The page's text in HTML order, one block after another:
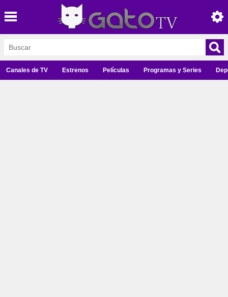
Canales de TV Estrenos Películas Programas y Series